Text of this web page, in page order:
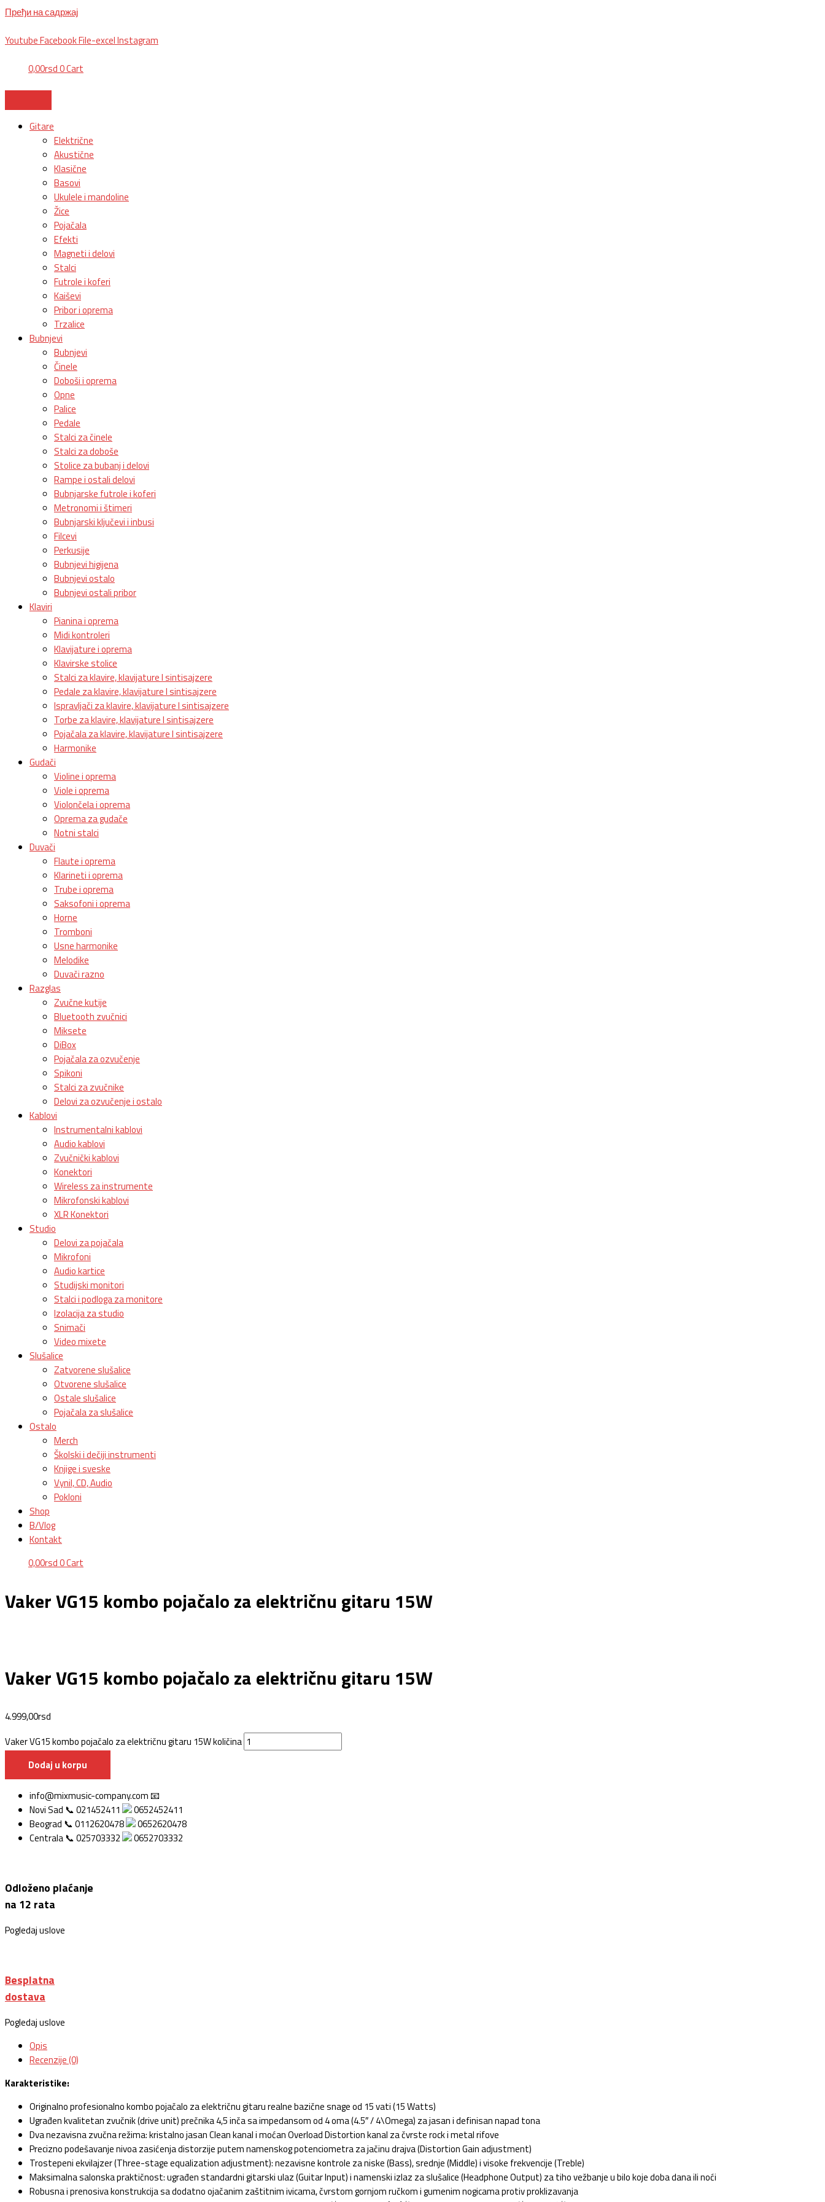
Пређи на садржај
YoutubeFacebookFile-excelInstagram
0,00rsd0Cart
Gitare
Električne
Akustične
Klasične
Basovi
Ukulele i mandoline
Žice
Pojačala
Efekti
Magneti i delovi
Stalci
Futrole i koferi
Kaiševi
Pribor i oprema
Trzalice
Bubnjevi
Bubnjevi
Činele
Doboši i oprema
Opne
Palice
Pedale
Stalci za činele
Stalci za doboše
Stolice za bubanj i delovi
Rampe i ostali delovi
Bubnjarske futrole i koferi
Metronomi i štimeri
Bubnjarski ključevi i inbusi
Filcevi
Perkusije
Bubnjevi higijena
Bubnjevi ostalo
Bubnjevi ostali pribor
Klaviri
Pianina i oprema
Midi kontroleri
Klavijature i oprema
Klavirske stolice
Stalci za klavire, klavijature I sintisajzere
Pedale za klavire, klavijature I sintisajzere
Ispravljači za klavire, klavijature I sintisajzere
Torbe za klavire, klavijature I sintisajzere
Pojačala za klavire, klavijature I sintisajzere
Harmonike
Gudači
Violine i oprema
Viole i oprema
Violončela i oprema
Oprema za gudače
Notni stalci
Duvači
Flaute i oprema
Klarineti i oprema
Trube i oprema
Saksofoni i oprema
Horne
Tromboni
Usne harmonike
Melodike
Duvači razno
Razglas
Zvučne kutije
Bluetooth zvučnici
Miksete
DiBox
Pojačala za ozvučenje
Spikoni
Stalci za zvučnike
Delovi za ozvučenje i ostalo
Kablovi
Instrumentalni kablovi
Audio kablovi
Zvučnički kablovi
Konektori
Wireless za instrumente
Mikrofonski kablovi
XLR Konektori
Studio
Delovi za pojačala
Mikrofoni
Audio kartice
Studijski monitori
Stalci i podloga za monitore
Izolacija za studio
Snimači
Video mixete
Slušalice
Zatvorene slušalice
Otvorene slušalice
Ostale slušalice
Pojačala za slušalice
Ostalo
Merch
Školski i dečiji instrumenti
Knjige i sveske
Vynil, CD, Audio
Pokloni
Shop
B/Vlog
Kontakt
0,00rsd0Cart
Vaker VG15 kombo pojačalo za električnu gitaru 15W
Vaker VG15 kombo pojačalo za električnu gitaru 15W
4.999,00rsd
Vaker VG15 kombo pojačalo za električnu gitaru 15W količina
Dodaj u korpu
info@mixmusic-company.com 📧
Novi Sad 📞 021452411
0652452411
Beograd 📞 0112620478
0652620478
Centrala 📞 025703332
0652703332
Odloženo plaćanje
na 12 rata
Pogledaj uslove
Besplatna
dostava
Pogledaj uslove
Opis
Recenzije (0)
Karakteristike:
Originalno profesionalno kombo pojačalo za električnu gitaru realne bazične snage od 15 vati (15 Watts)
Ugrađen kvalitetan zvučnik (drive unit) prečnika 4,5 inča sa impedansom od 4 oma (4.5″ / 4\Omega) za jasan i definisan napad tona
Dva nezavisna zvučna režima: kristalno jasan Clean kanal i moćan Overload Distortion kanal za čvrste rock i metal rifove
Precizno podešavanje nivoa zasićenja distorzije putem namenskog potenciometra za jačinu drajva (Distortion Gain adjustment)
Trostepeni ekvilajzer (Three-stage equalization adjustment): nezavisne kontrole za niske (Bass), srednje (Middle) i visoke frekvencije (Treble)
Maksimalna salonska praktičnost: ugrađen standardni gitarski ulaz (Guitar Input) i namenski izlaz za slušalice (Headphone Output) za tiho vežbanje u bilo koje doba dana ili noći
Robusna i prenosiva konstrukcija sa dodatno ojačanim zaštitnim ivicama, čvrstom gornjom ručkom i gumenim nogicama protiv proklizavanja